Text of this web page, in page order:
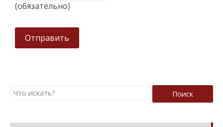
(обязательно)
Отправить
Поиск